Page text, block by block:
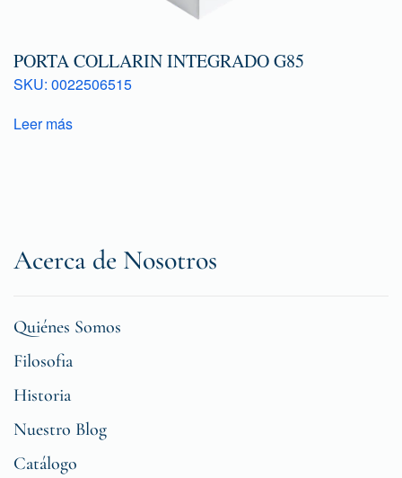
PORTA COLLARIN INTEGRADO G85
SKU: 0022506515
Leer más
Acerca de Nosotros
Quiénes Somos
Filosofia
Historia
Nuestro Blog
Catálogo